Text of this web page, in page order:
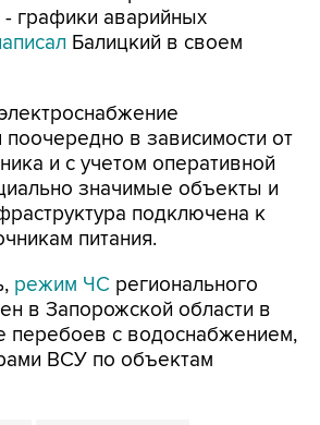
- графики аварийных
Балицкий в своем
поочередно в зависимости от
и с учетом оперативной
значимые объекты и
подключена к
питания.
режим ЧС регионального
в Запорожской области в
перебоев с водоснабжением,
ВСУ по объектам